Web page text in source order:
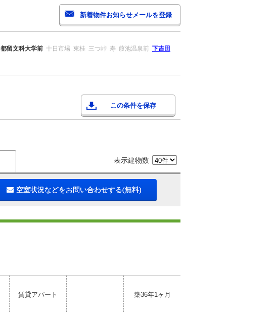
都留文科大学前 十日市場 東桂 三つ峠 寿 葭池温泉前 下吉田
この条件を保存
表示建物数
空室状況などをお問い合わせする(無料)
賃貸アパート 築36年1ヶ月